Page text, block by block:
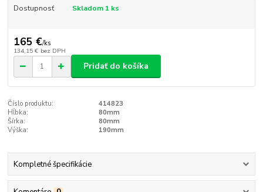
Dostupnosť Skladom 1 ks
165 €/ks
134,15 € bez DPH
Pridať do košíka
Číslo produktu:
414823
Hĺbka:
80mm
Šírka:
80mm
Výška:
190mm
Kompletné špecifikácie